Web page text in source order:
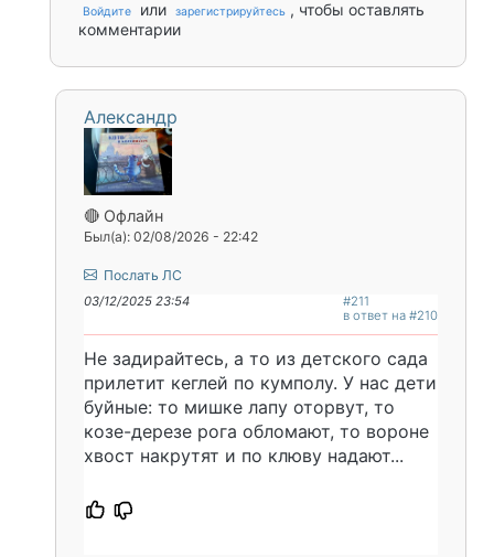
Войдите или зарегистрируйтесь , чтобы оставлять
комментарии
Александр
🔴 Офлайн
Был(а): 02/08/2026 - 22:42
Послать ЛС
03/12/2025 23:54
#211
в ответ на #210
Не задирайтесь, а то из детского сада
прилетит кеглей по кумполу. У нас дети
буйные: то мишке лапу оторвут, то
козе-дерезе рога обломают, то вороне
хвост накрутят и по клюву надают...